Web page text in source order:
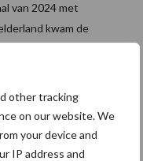
other tracking
on our website. We
your device and
IP address and
van 2024 met
kwam de
agrarische
met één procent naar